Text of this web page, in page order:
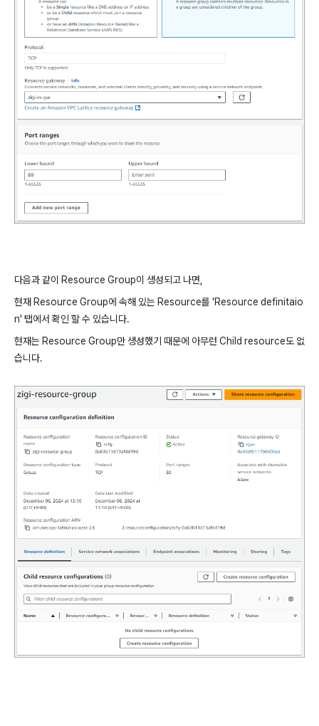
다음과 같이 Resource Group이 생성되고 나면,
현재 Resource Group에 속해 있는 Resource를 'Resource definitaio
n' 탭에서 확인 할 수 있습니다.
현재는 Resource Group만 생성했기 때문에 아무런 Child resource도 없
습니다.